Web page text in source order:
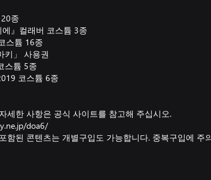
종
에』컬래버 코스튬 3종
스튬 16종
키」 사용권
스튬 5종
코스튬 6종
세한 사항은 공식 사이트를 참고해 주십시오.
doa6/
함된 콘텐츠는 개별구입도 가능합니다. 중복구입에 주